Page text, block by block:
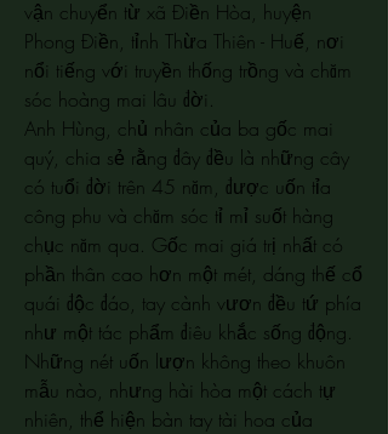
vận chuyển từ xã Điền Hòa, huyện
Phong Điền, tỉnh Thừa Thiên - Huế, nơi
nổi tiếng với truyền thống trồng và chăm
sóc hoàng mai lâu đời.
Anh Hùng, chủ nhân của ba gốc mai
quý, chia sẻ rằng đây đều là những cây
có tuổi đời trên 45 năm, được uốn tỉa
công phu và chăm sóc tỉ mỉ suốt hàng
chục năm qua. Gốc mai giá trị nhất có
phần thân cao hơn một mét, dáng thế cổ
quái độc đáo, tay cành vươn đều tứ phía
như một tác phẩm điêu khắc sống động.
Những nét uốn lượn không theo khuôn
mẫu nào, nhưng hài hòa một cách tự
nhiên, thể hiện bàn tay tài hoa của